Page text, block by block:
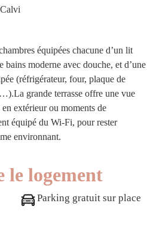
équipées chacune d’un lit
bains moderne avec douche, et d’une
(réfrigérateur, four, plaque de
La grande terrasse offre une vue
extérieur ou moments de
équipé du Wi-Fi, pour rester
environnant.
le logement
Parking gratuit sur place